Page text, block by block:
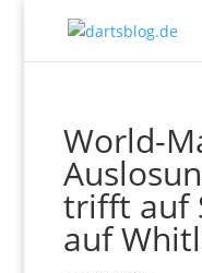
World-
trifft auf
auf